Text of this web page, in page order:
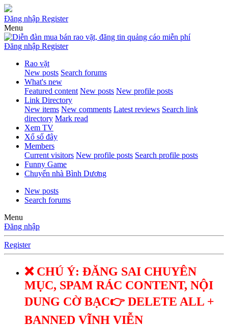
Đăng nhập Register
Menu
Đăng nhập Register
Rao vặt
New posts Search forums
What's new
Featured content New posts New profile posts
Link Directory
New items New comments Latest reviews Search link
directory Mark read
Xem TV
Xổ số đây
Members
Current visitors New profile posts Search profile posts
Funny Game
Chuyển nhà Bình Dương
New posts
Search forums
Menu
Đăng nhập
Register
❌ CHÚ Ý: ĐĂNG SAI CHUYÊN
MỤC, SPAM RÁC CONTENT, NỘI
DUNG CỜ BẠC👉 DELETE ALL +
BANNED VĨNH VIỄN